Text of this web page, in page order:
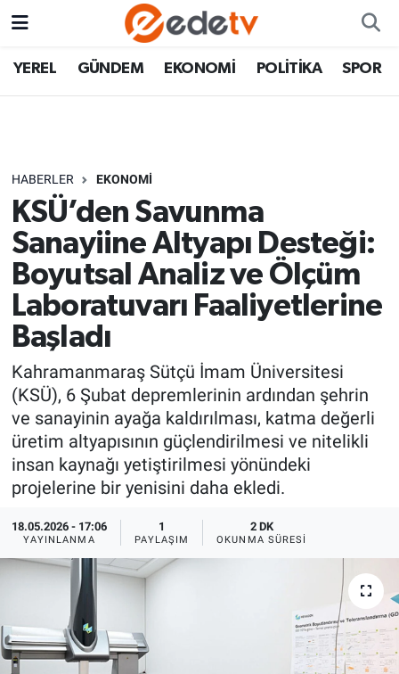
YEREL GÜNDEM EKONOMİ POLİTİKA SPOR
HABERLER EKONOMİ
KSÜ’den Savunma
Sanayiine Altyapı Desteği:
Boyutsal Analiz ve Ölçüm
Laboratuvarı Faaliyetlerine
Başladı
Kahramanmaraş Sütçü İmam Üniversitesi
(KSÜ), 6 Şubat depremlerinin ardından şehrin
ve sanayinin ayağa kaldırılması, katma değerli
üretim altyapısının güçlendirilmesi ve nitelikli
insan kaynağı yetiştirilmesi yönündeki
projelerine bir yenisini daha ekledi.
18.05.2026 - 17:06
YAYINLANMA
1
PAYLAŞIM
2 DK
OKUNMA SÜRESI